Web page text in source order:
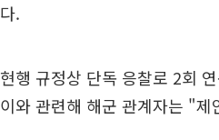
다.
현행 규정상 단독 응찰로 2회
이와 관련해 해군 관계자는 "